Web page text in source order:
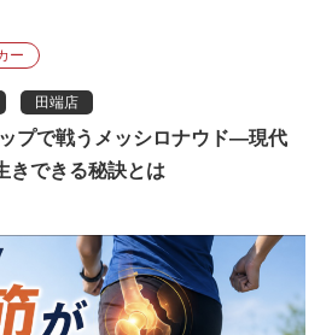
ー
田端店
プで戦うメッシロナウド―現代
きできる秘訣とは